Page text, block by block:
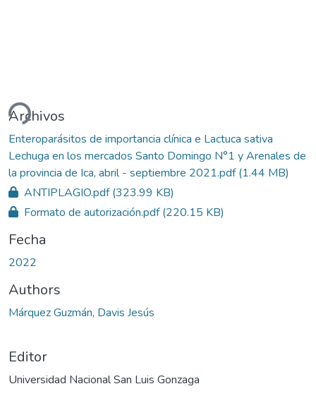
Archivos
Enteroparásitos de importancia clínica e Lactuca sativa
Lechuga en los mercados Santo Domingo N°1 y Arenales de
la provincia de Ica, abril - septiembre 2021.pdf(1.44 MB)
ANTIPLAGIO.pdf(323.99 KB)
Formato de autorización.pdf(220.15 KB)
Fecha
2022
Authors
Márquez Guzmán, Davis Jesús
Editor
Universidad Nacional San Luis Gonzaga